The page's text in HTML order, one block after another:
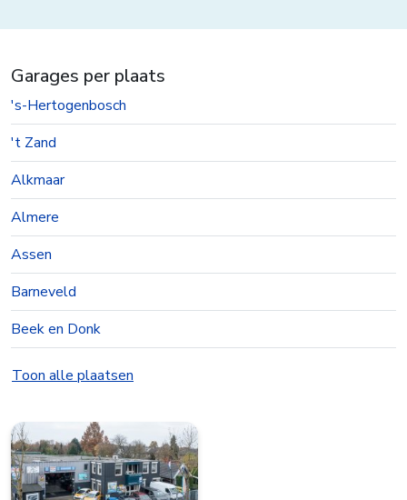
Garages per plaats
's-Hertogenbosch
't Zand
Alkmaar
Almere
Assen
Barneveld
Beek en Donk
Beesd
Bolsward
Borculo
Toon alle plaatsen